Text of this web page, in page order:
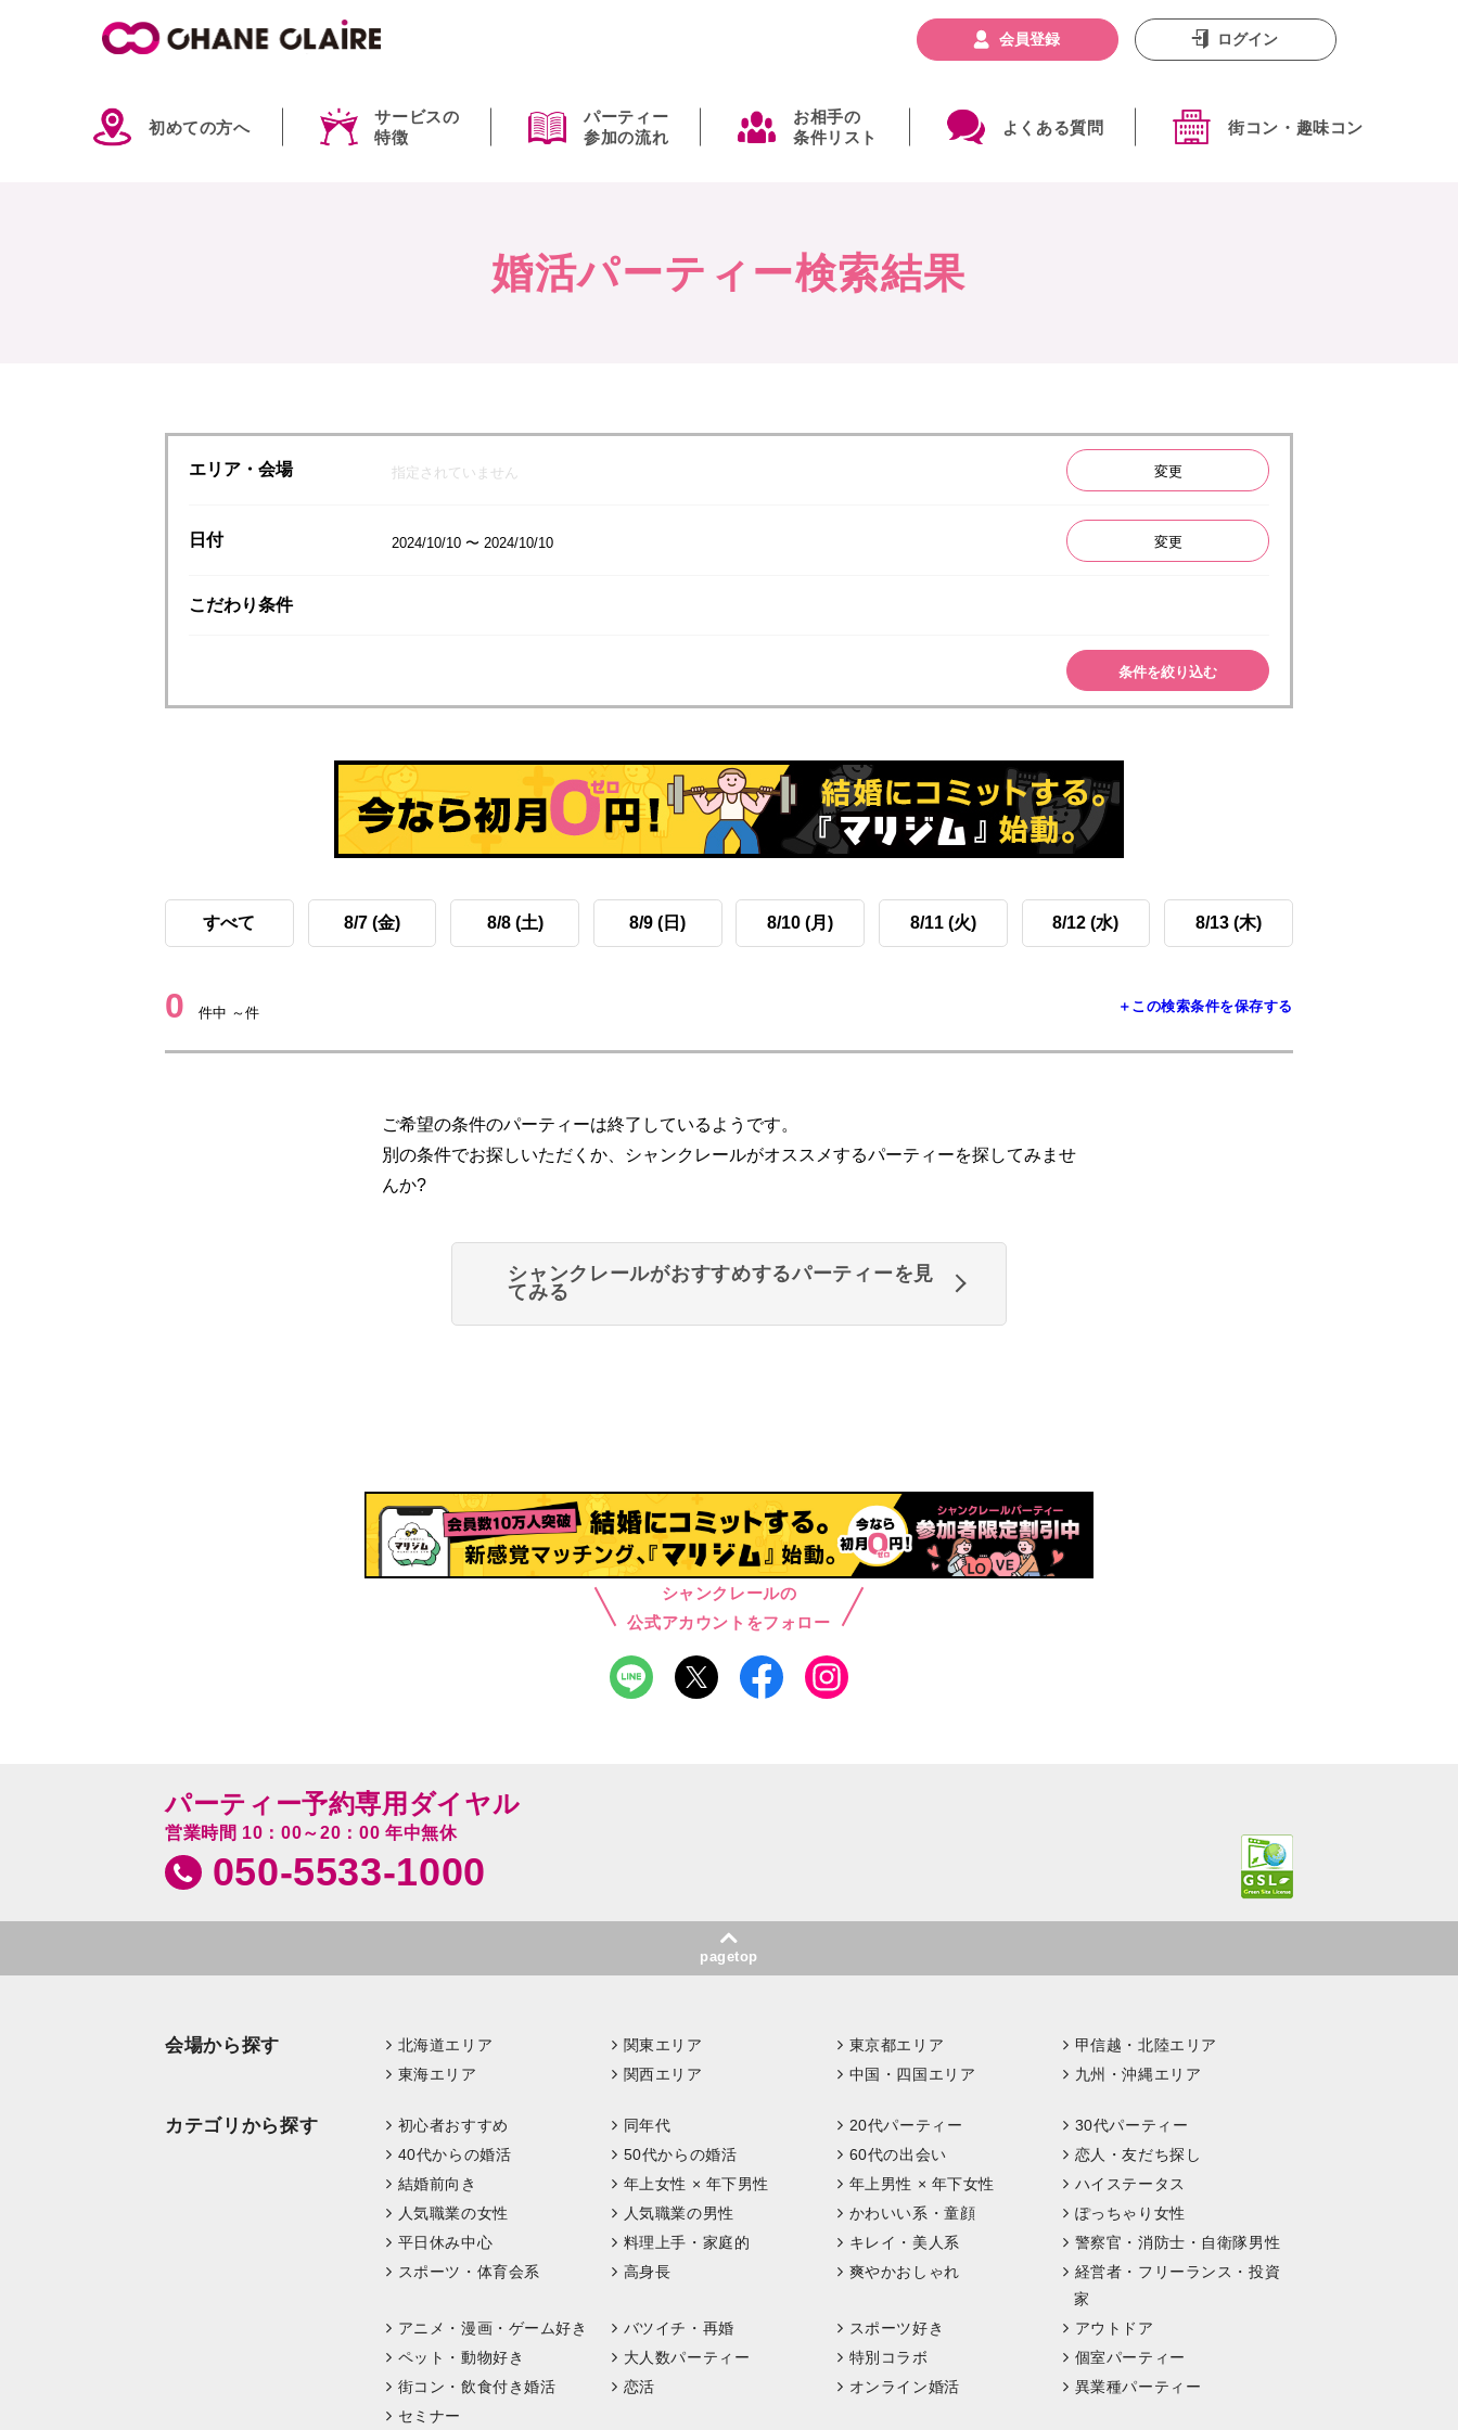
初めての方へ
サービスの
特徴
パーティー
参加の流れ
お相手の
条件リスト
よくある質問 街コン・趣味コン
会員登録 ログイン
婚活パーティー検索結果
エリア・会場 指定されていません 変更
日付 2024/10/10 〜 2024/10/10 変更
こだわり条件
条件を絞り込む
すべて 8/7 (金) 8/8 (土) 8/9 (日) 8/10 (月) 8/11 (火) 8/12 (水) 8/13 (木)
0 件中 ～件 ＋この検索条件を保存する
ご希望の条件のパーティーは終了しているようです。
別の条件でお探しいただくか、シャンクレールがオススメするパーティーを探してみませ
んか?
シャンクレールがおすすめするパーティーを見
てみる
シャンクレールの
公式アカウントをフォロー
パーティー予約専用ダイヤル
営業時間 10：00～20：00 年中無休
050-5533-1000
pagetop
会場から探す 北海道エリア 関東エリア 東京都エリア
甲信越・北陸エリア
東海エリア
関西エリア 中国・四国エリア 九州・沖縄エリア
カテゴリから探す 初心者おすすめ 同年代 20代パーティー
30代パーティー
40代からの婚活
50代からの婚活 60代の出会い
恋人・友だち探し
結婚前向き
年上女性 × 年下男性 年上男性 × 年下女性
ハイステータス
人気職業の女性
人気職業の男性 かわいい系・童顔
ぽっちゃり女性
平日休み中心
料理上手・家庭的 キレイ・美人系
警察官・消防士・自衛隊男性
スポーツ・体育会系
高身長 爽やかおしゃれ
経営者・フリーランス・投資
家
アニメ・漫画・ゲーム好き
バツイチ・再婚 スポーツ好き
アウトドア
ペット・動物好き
大人数パーティー 特別コラボ
個室パーティー
街コン・飲食付き婚活
恋活 オンライン婚活
異業種パーティー
セミナー